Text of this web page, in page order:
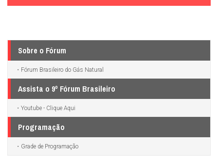
Sobre o Fórum
Fórum Brasileiro do Gás Natural
Assista o 9º Fórum Brasileiro
Youtube - Clique Aqui
Programação
Grade de Programação